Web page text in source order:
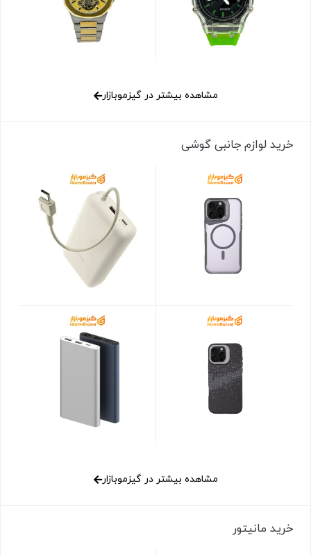
مشاهده بیشتر در گیزموبازار
خرید لوازم جانبی گوشی
مشاهده بیشتر در گیزموبازار
خرید مانیتور